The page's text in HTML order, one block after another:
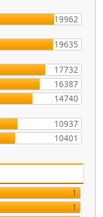
19962
19635
17732
16387
14740
10937
10401
1
1